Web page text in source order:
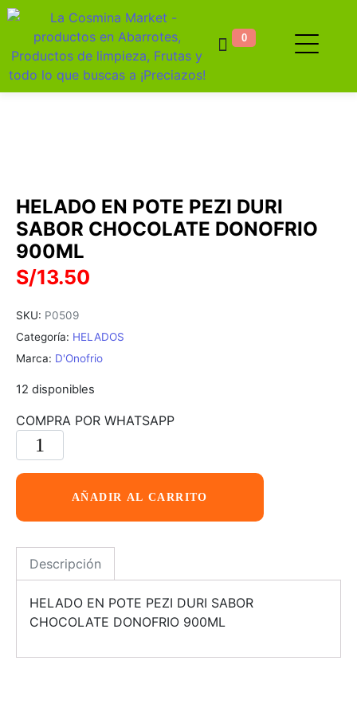
0
HELADO EN POTE PEZI DURI
SABOR CHOCOLATE DONOFRIO
900ML
S/13.50
SKU: P0509
Categoría: HELADOS
Marca: D'Onofrio
12 disponibles
COMPRA POR WHATSAPP
AÑADIR AL CARRITO
Descripción
HELADO EN POTE PEZI DURI SABOR
CHOCOLATE DONOFRIO 900ML